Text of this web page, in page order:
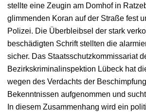
stellte eine Zeugin am Domhof in
glimmenden Koran auf der Straße fest
Polizei. Die Überbleibsel der stark
beschädigten Schrift stellten die
sicher. Das Staatsschutzkommissariat
Bezirkskriminalinspektion Lübeck hat
wegen des Verdachts der
Bekenntnissen aufgenommen und
In diesem Zusammenhang wird ein